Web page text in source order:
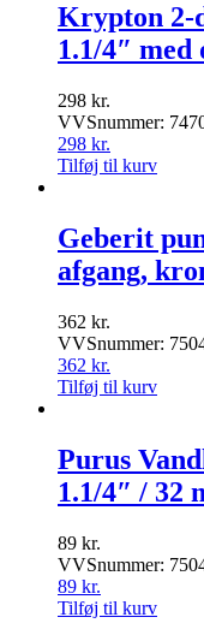
Krypton 2-
1.1/4″ med
298 kr.
VVSnummer:
298 kr.
Tilføj til kurv
Geberit
afgang,
362 kr.
VVSnummer:
362 kr.
Tilføj til kurv
Purus
1.1/4″ / 32
89 kr.
VVSnummer:
89 kr.
Tilføj til kurv